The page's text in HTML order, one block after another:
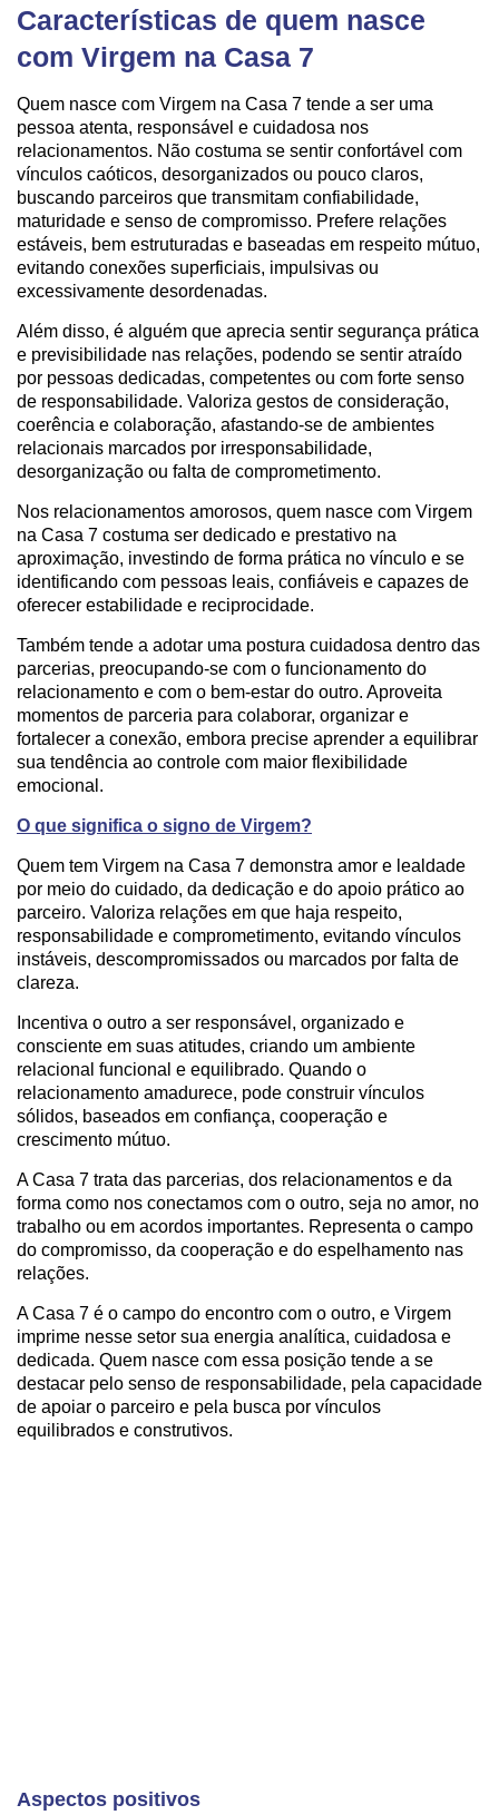
Características de quem nasce
com Virgem na Casa 7
Quem nasce com Virgem na Casa 7 tende a ser uma
pessoa atenta, responsável e cuidadosa nos
relacionamentos. Não costuma se sentir confortável com
vínculos caóticos, desorganizados ou pouco claros,
buscando parceiros que transmitam confiabilidade,
maturidade e senso de compromisso. Prefere relações
estáveis, bem estruturadas e baseadas em respeito mútuo,
evitando conexões superficiais, impulsivas ou
excessivamente desordenadas.
Além disso, é alguém que aprecia sentir segurança prática
e previsibilidade nas relações, podendo se sentir atraído
por pessoas dedicadas, competentes ou com forte senso
de responsabilidade. Valoriza gestos de consideração,
coerência e colaboração, afastando-se de ambientes
relacionais marcados por irresponsabilidade,
desorganização ou falta de comprometimento.
Nos relacionamentos amorosos, quem nasce com Virgem
na Casa 7 costuma ser dedicado e prestativo na
aproximação, investindo de forma prática no vínculo e se
identificando com pessoas leais, confiáveis e capazes de
oferecer estabilidade e reciprocidade.
Também tende a adotar uma postura cuidadosa dentro das
parcerias, preocupando-se com o funcionamento do
relacionamento e com o bem-estar do outro. Aproveita
momentos de parceria para colaborar, organizar e
fortalecer a conexão, embora precise aprender a equilibrar
sua tendência ao controle com maior flexibilidade
emocional.
O que significa o signo de Virgem?
Quem tem Virgem na Casa 7 demonstra amor e lealdade
por meio do cuidado, da dedicação e do apoio prático ao
parceiro. Valoriza relações em que haja respeito,
responsabilidade e comprometimento, evitando vínculos
instáveis, descompromissados ou marcados por falta de
clareza.
Incentiva o outro a ser responsável, organizado e
consciente em suas atitudes, criando um ambiente
relacional funcional e equilibrado. Quando o
relacionamento amadurece, pode construir vínculos
sólidos, baseados em confiança, cooperação e
crescimento mútuo.
A Casa 7 trata das parcerias, dos relacionamentos e da
forma como nos conectamos com o outro, seja no amor, no
trabalho ou em acordos importantes. Representa o campo
do compromisso, da cooperação e do espelhamento nas
relações.
A Casa 7 é o campo do encontro com o outro, e Virgem
imprime nesse setor sua energia analítica, cuidadosa e
dedicada. Quem nasce com essa posição tende a se
destacar pelo senso de responsabilidade, pela capacidade
de apoiar o parceiro e pela busca por vínculos
equilibrados e construtivos.
Aspectos positivos